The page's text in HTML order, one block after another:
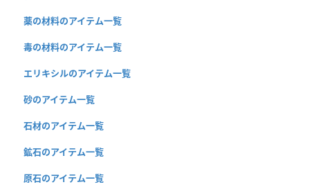
薬の材料のアイテム一覧
毒の材料のアイテム一覧
エリキシルのアイテム一覧
砂のアイテム一覧
石材のアイテム一覧
鉱石のアイテム一覧
原石のアイテム一覧